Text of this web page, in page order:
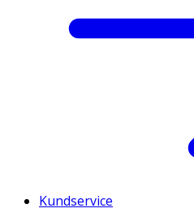
Kundservice